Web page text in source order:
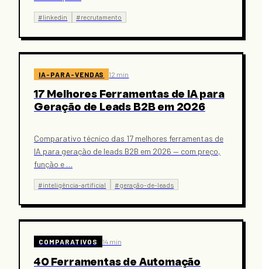
#linkedin #recrutamento
IA-PARA-VENDAS 12 min
17 Melhores Ferramentas de IA para
Geração de Leads B2B em 2026
Comparativo técnico das 17 melhores ferramentas de
IA para geração de leads B2B em 2026 — com preço,
função e …
#inteligência-artificial #geração-de-leads
COMPARATIVOS 14 min
40 Ferramentas de Automação